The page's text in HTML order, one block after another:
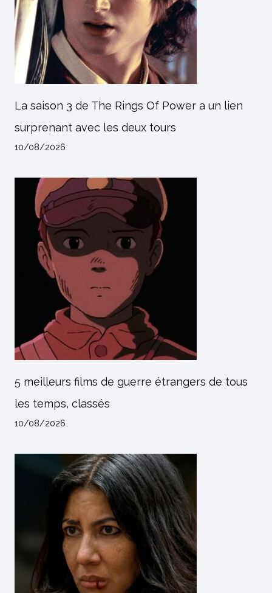
La saison 3 de The Rings Of Power a un lien
surprenant avec les deux tours
10/08/2026
5 meilleurs films de guerre étrangers de tous
les temps, classés
10/08/2026